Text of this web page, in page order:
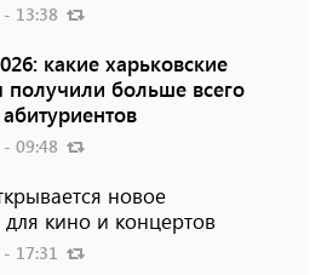
- 13:38
какие харьковские
получили больше всего
- 09:48
новое
для кино и концертов
17:31